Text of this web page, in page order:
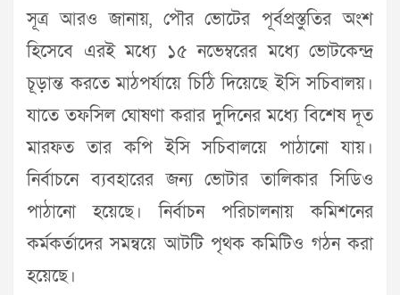
সূত্র আরও জানায়, পৌর ভোটের পূর্বপ্রস্তুতির অংশ
হিসেবে এরই মধ্যে ১৫ নভেম্বরের মধ্যে ভোটকেন্দ্র
চূড়ান্ত করতে মাঠপর্যায়ে চিঠি দিয়েছে ইসি সচিবালয়।
যাতে তফসিল ঘোষণা করার দুদিনের মধ্যে বিশেষ দূত
মারফত তার কপি ইসি সচিবালয়ে পাঠানো যায়।
নির্বাচনে ব্যবহারের জন্য ভোটার তালিকার সিডিও
পাঠানো হয়েছে। নির্বাচন পরিচালনায় কমিশনের
কর্মকর্তাদের সমন্বয়ে আটটি পৃথক কমিটিও গঠন করা
হয়েছে।